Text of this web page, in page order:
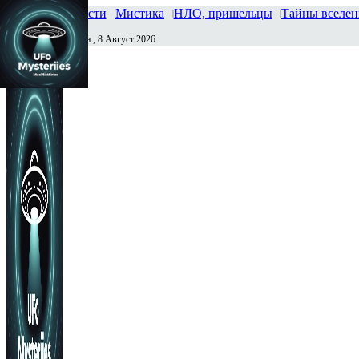
Главная Новости Мистика НЛО, пришельцы Тайны
Сегодня Суббота , 8 Август 2026